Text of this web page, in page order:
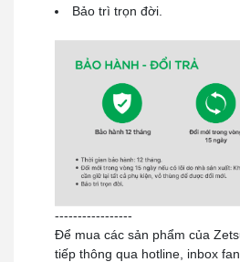
Bảo trì trọn đời.
-----------------
Để mua các sản phẩm của
tiếp thông qua hotline, inbox